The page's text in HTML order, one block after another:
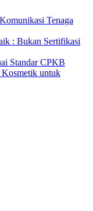
Tenaga
: Bukan Sertifikasi
Standar CPKB
Kosmetik untuk